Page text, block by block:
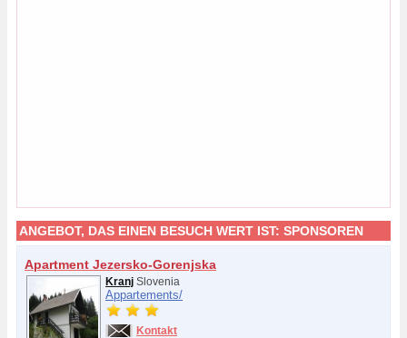
ANGEBOT, DAS EINEN BESUCH WERT IST: SPONSOREN
Apartment Jezersko-Gorenjska
Kranj Slovenia
Appartements/
Kontakt